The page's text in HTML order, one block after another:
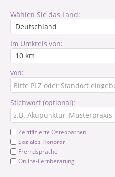
Wählen Sie das Land:
Im Umkreis von:
von:
Stichwort (optional):
Zertifizierte Osteopathen
Soziales Honorar
Fremdsprache
Online-Fernberatung